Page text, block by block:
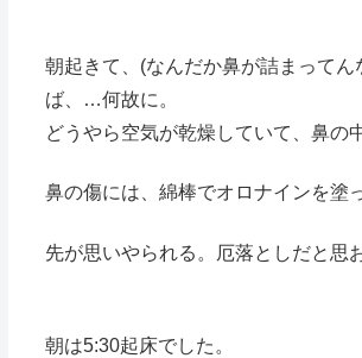
朝起きて、(なんだか鼻が詰まって
ば、…何故に。
どうやら空気が乾燥していて、鼻の
鼻の傷には、綿棒でオロナインを塗
先が思いやられる。厄落としだと思
朝は5:30起床でした。